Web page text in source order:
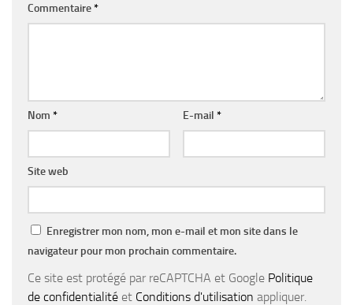
Commentaire*
Nom * E-mail *
Site web
Enregistrer mon nom, mon e-mail et mon site dans le
navigateur pour mon prochain commentaire.
Ce site est protégé par reCAPTCHA et Google Politique
de confidentialité et Conditions d'utilisation appliquer.